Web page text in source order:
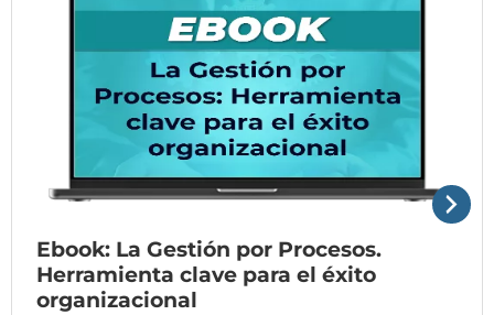
Ebook: La Gestión por Procesos.
Herramienta clave para el éxito
organizacional